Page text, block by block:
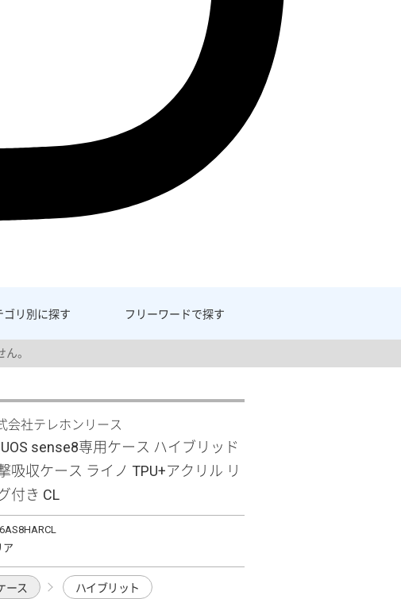
ゴリ別に探す フリーワードで探す
。
会社テレホンリース
sense8専用ケース ハイブリッド
吸収ケース ライノ TPU+アクリル リ
付き CL
ア
ース ハイブリット